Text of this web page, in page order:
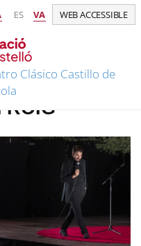
ES VA WEB ACCESSIBLE
ROIG